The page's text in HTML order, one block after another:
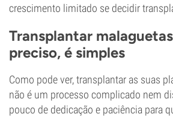
crescimento limitado se decidir
Transplantar
preciso, é simples
Como pode ver, transplantar as suas
não é um processo complicado nem
pouco de dedicação e paciência para